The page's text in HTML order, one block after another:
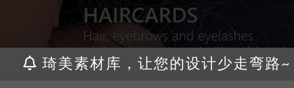
琦美素材库，让您的设计少走弯路~